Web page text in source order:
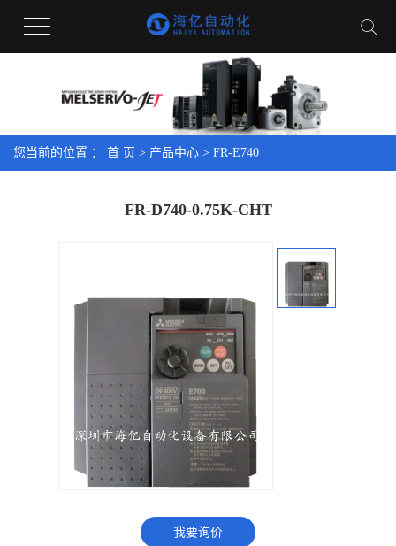
您当前的位置 ： 首 页 > 产品中心 > FR-E740
FR-D740-0.75K-CHT
我要询价